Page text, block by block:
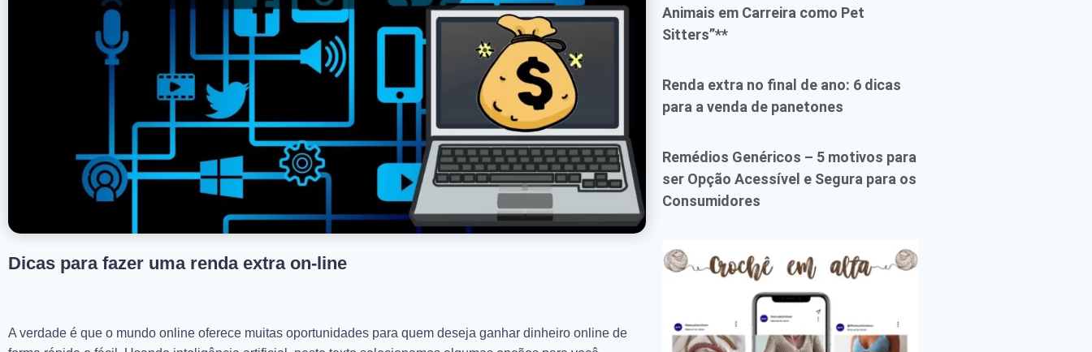
Dicas para fazer uma renda extra on-line
A verdade é que o mundo online oferece muitas oportunidades para quem deseja ganhar dinheiro online de
Animais em Carreira como Pet
Sitters”**
Renda extra no final de ano: 6 dicas
para a venda de panetones
Remédios Genéricos – 5 motivos para
ser Opção Acessível e Segura para os
Consumidores